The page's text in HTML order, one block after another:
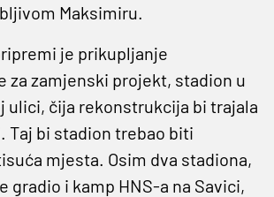
Maksimiru.
je prikupljanje
za zamjenski projekt, stadion u
ulici, čija rekonstrukcija bi trajala
Taj bi stadion trebao biti
mjesta. Osim dva stadiona,
gradio i kamp HNS-a na Savici,